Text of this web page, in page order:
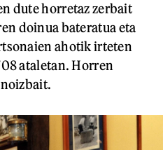
dute horretaz zerbait
doinua bateratua eta
ahotik irteten
ataletan. Horren